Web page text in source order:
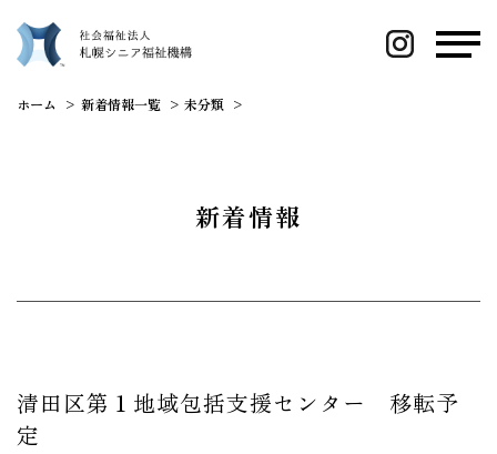
ホーム 新着情報一覧 未分類
新着情報
清田区第１地域包括支援センター 移転予
定